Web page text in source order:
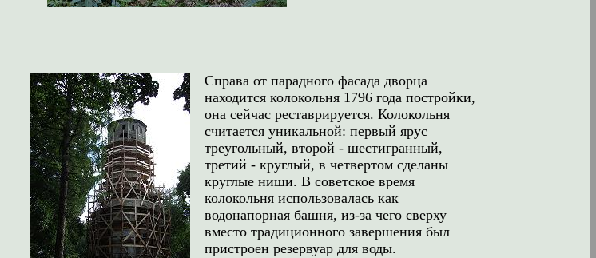
Справа от парадного фасада дворца
находится колокольня 1796 года постройки,
она сейчас реставрируется. Колокольня
считается уникальной: первый ярус
треугольный, второй - шестигранный,
третий - круглый, в четвертом сделаны
круглые ниши. В советское время
колокольня использовалась как
водонапорная башня, из-за чего сверху
вместо традиционного завершения был
пристроен резервуар для воды.